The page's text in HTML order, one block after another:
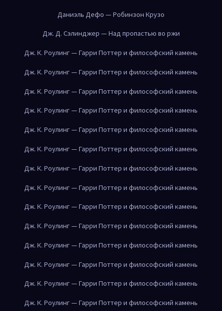
Даниэль Дефо — Робинзон Крузо
Дж. Д. Сэлинджер — Над пропастью во ржи
Дж. К. Роулинг — Гарри Поттер и философский камень
Дж. К. Роулинг — Гарри Поттер и философский камень
Дж. К. Роулинг — Гарри Поттер и философский камень
Дж. К. Роулинг — Гарри Поттер и философский камень
Дж. К. Роулинг — Гарри Поттер и философский камень
Дж. К. Роулинг — Гарри Поттер и философский камень
Дж. К. Роулинг — Гарри Поттер и философский камень
Дж. К. Роулинг — Гарри Поттер и философский камень
Дж. К. Роулинг — Гарри Поттер и философский камень
Дж. К. Роулинг — Гарри Поттер и философский камень
Дж. К. Роулинг — Гарри Поттер и философский камень
Дж. К. Роулинг — Гарри Поттер и философский камень
Дж. К. Роулинг — Гарри Поттер и философский камень
Дж. К. Роулинг — Гарри Поттер и философский камень